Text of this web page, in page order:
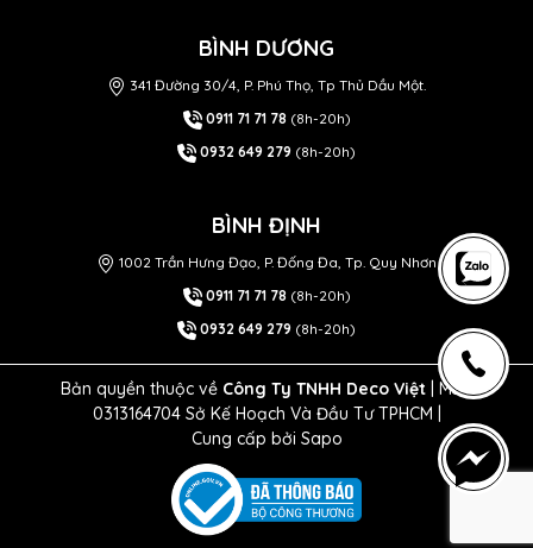
BÌNH DƯƠNG
341 Đường 30/4, P. Phú Thọ, Tp Thủ Dầu Một.
0911 71 71 78 (8h-20h)
0932 649 279 (8h-20h)
BÌNH ĐỊNH
1002 Trần Hưng Đạo, P. Đống Đa, Tp. Quy Nhơn
0911 71 71 78 (8h-20h)
0932 649 279 (8h-20h)
Bản quyền thuộc về Công Ty TNHH Deco Việt | MST
0313164704 Sở Kế Hoạch Và Đầu Tư TPHCM |
Cung cấp bởi Sapo